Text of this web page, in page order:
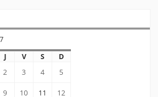
J V S
D
2 3 4 5
9 10 11 12